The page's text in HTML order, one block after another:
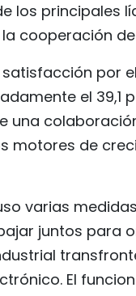
los principales
cooperación
satisfacción por
el 39,1
una
motores de
varias
juntos para
El